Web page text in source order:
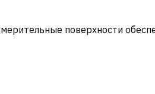
поверхности